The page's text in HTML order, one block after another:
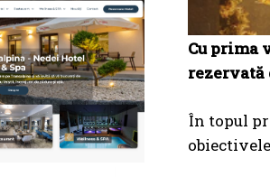
Cu prima
În topul